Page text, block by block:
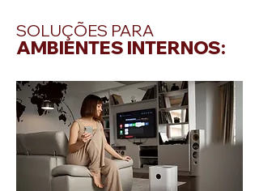
SOLUÇÕES PARA
AMBIENTES INTERNOS: